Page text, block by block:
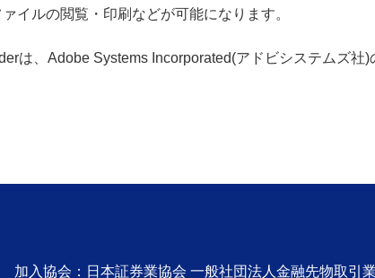
イルの閲覧・印刷などが可能になります。
は、Adobe Systems Incorporated(アドビシステムズ社
入協会：日本証券業協会 一般社団法人金融先物取引